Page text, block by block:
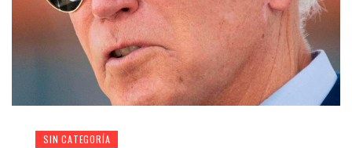
SIN CATEGORÍA